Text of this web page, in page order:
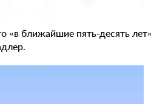
ближайшие пять-десять